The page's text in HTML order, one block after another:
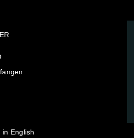
in English